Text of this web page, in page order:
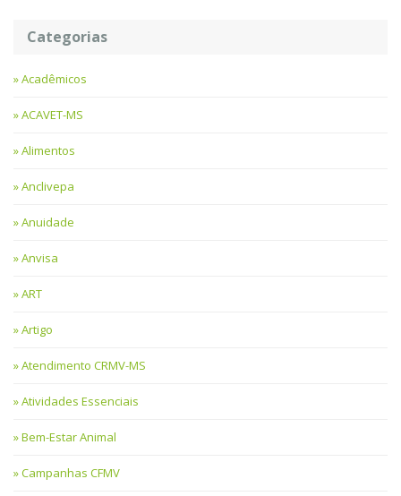
Categorias
Acadêmicos
ACAVET-MS
Alimentos
Anclivepa
Anuidade
Anvisa
ART
Artigo
Atendimento CRMV-MS
Atividades Essenciais
Bem-Estar Animal
Campanhas CFMV